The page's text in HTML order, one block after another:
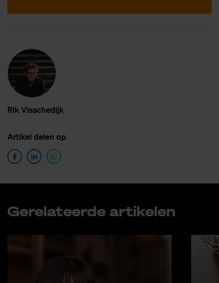
Rik Vis­sche­dijk
Ar­ti­kel de­len op
Ge­re­la­teer­de ar­ti­ke­len